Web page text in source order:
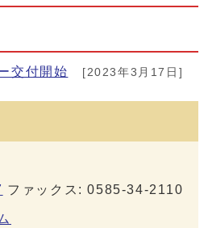
交付開始 [2023年3月17日]
ファックス: 0585-34-2110